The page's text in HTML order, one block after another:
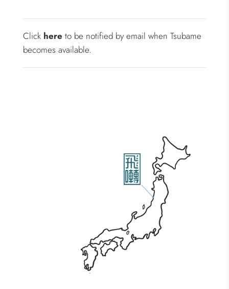
Click here to be notified by email when Tsubame
becomes available.